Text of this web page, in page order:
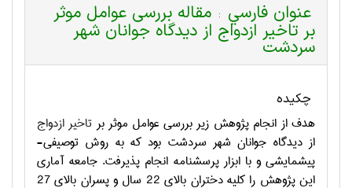
عنوان فارسي : مقاله بررسی عوامل موثر
بر تاخیر ازدواج از دیدگاه جوانان شهر
سردشت
چکیده
هدف‏ از انجام پژوهش زیر بررسی عوامل موثر برتاخیر ازدواج
از دیدگاه جوانان شهر سردشت بود که به روش توصیفی-
پیشمایشی و با ابزار پرسشنامه انجام پذیرفت. جامعه آماری
این پژوهش را کلیه دختران بالای 22 سال و پسران بالای 27